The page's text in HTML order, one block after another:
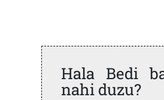
Hala Bedi
nahi duzu?